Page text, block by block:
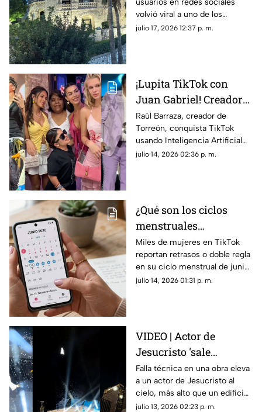
viral en la Casa del
Cerro de Torreón?
usuarios en redes sociales
volvió viral a uno de los
inmuebles más
julio 17, 2026 12:37 p. m.
¡Lupita TikTok con
Juan Gabriel! Creador
lagunero es VIRAL en
TikTok con videos
hiperrealistas de IA
Raúl Barraza, creador de
Torreón, conquista TikTok
usando Inteligencia Artificial
para crear videos virales de
julio 14, 2026 02:36 p. m.
¿Qué son los ciclos
menstruales
misteriosos de junio
2026 y por qué son
tendencia?
Miles de mujeres en TikTok
reportan retrasos o doble regla
en su ciclo menstrual de junio
2026. Conoce la explicación
julio 14, 2026 01:31 p. m.
VIDEO | Actor de
Jesucristo 'sale
volando' al cielo por
falla técnica en plena
obra
Falla técnica en una obra eleva
a un actor de Jesucristo al
cielo, más alto que un edificio.
El video es viral por su
julio 13, 2026 02:23 p. m.